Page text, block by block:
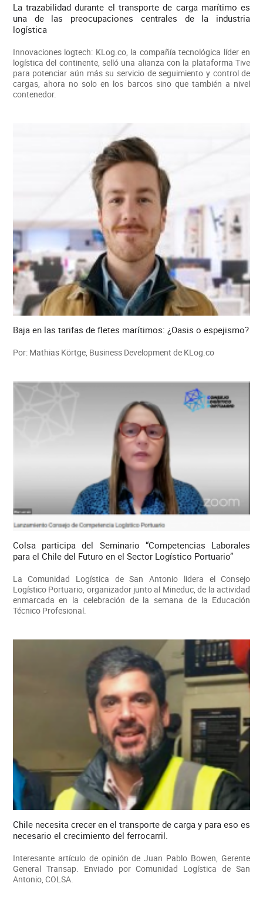
La trazabilidad durante el transporte de carga marítimo es
una de las preocupaciones centrales de la industria
logística
Innovaciones logtech: KLog.co, la compañía tecnológica líder en
logística del continente, selló una alianza con la plataforma Tive
para potenciar aún más su servicio de seguimiento y control de
cargas, ahora no solo en los barcos sino que también a nivel
contenedor.
Baja en las tarifas de fletes marítimos: ¿Oasis o espejismo?
Por: Mathias Körtge, Business Development de KLog.co
Colsa participa del Seminario “Competencias Laborales
para el Chile del Futuro en el Sector Logístico Portuario”
La Comunidad Logística de San Antonio lidera el Consejo
Logístico Portuario, organizador junto al Mineduc, de la actividad
enmarcada en la celebración de la semana de la Educación
Técnico Profesional.
Chile necesita crecer en el transporte de carga y para eso es
necesario el crecimiento del ferrocarril.
Interesante artículo de opinión de Juan Pablo Bowen, Gerente
General Transap. Enviado por Comunidad Logística de San
Antonio, COLSA.